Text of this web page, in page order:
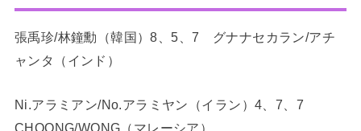
張禹珍/林鐘勳（韓国）8、5、7 グナナセカラン/アチ
ャンタ（インド）
Ni.アラミアン/No.アラミヤン（イラン）4、7、7
CHOONG/WONG（マレーシア）